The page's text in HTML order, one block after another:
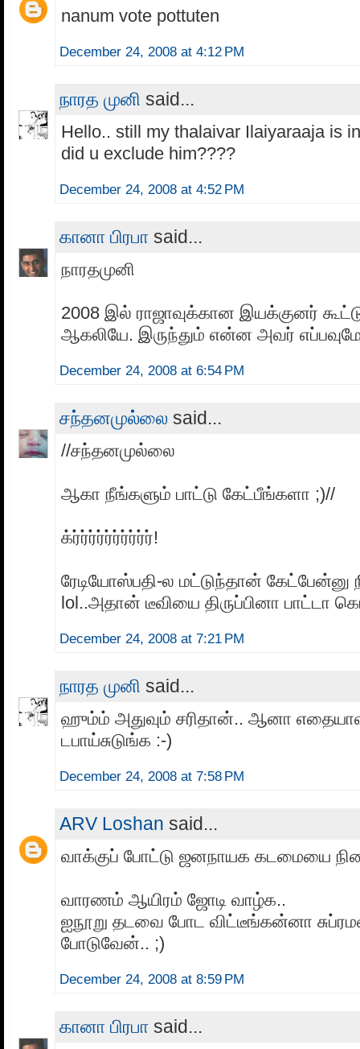
nanum vote pottuten
December 24, 2008 at 4:12 PM
நாரத முனி said...
Hello.. still my thalaivar Ilaiyaraaja is
did u exclude him????
December 24, 2008 at 4:52 PM
கானா பிரபா said...
நாரதமுனி
2008 இல் ராஜாவுக்கான இயக்குனர்
ஆகலியே. இருந்தும் என்ன அவர்
December 24, 2008 at 6:54 PM
சந்தனமுல்லை said...
//சந்தனமுல்லை
ஆகா நீங்களும் பாட்டு கேட்பீங்களா ;)//
க்ர்ர்ர்ர்ர்ர்ர்ர்ர்ர்!
ரேடியோஸ்பதி-ல மட்டுந்தான்
lol..அதான் டீவியை திருப்பினா பாட்டா
December 24, 2008 at 7:21 PM
நாரத முனி said...
ஹும்ம் அதுவும் சரிதான்.. ஆனா
டபாய்சுடுங்க :-)
December 24, 2008 at 7:58 PM
ARV Loshan said...
வாக்குப் போட்டு ஜனநாயக கடமையை
வாரணம் ஆயிரம் ஜோடி வாழ்க..
ஐநூறு தடவை போட விட்டீங்கன்னா
போடுவேன்.. ;)
December 24, 2008 at 8:59 PM
கானா பிரபா said...